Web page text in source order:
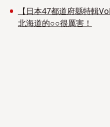
【日本47都道府縣特輯
北海道的○○很厲害！